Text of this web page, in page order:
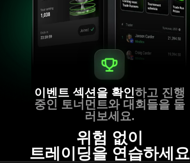
이벤트 섹션을 확인하고 진행
중인 토너먼트와 대회들을 둘
러보세요.
위험 없이
트레이딩을 연습하세요